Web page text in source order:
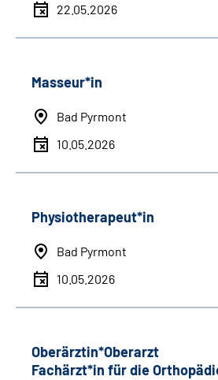
22.05.2026
Masseur*in
Bad Pyrmont
10.05.2026
Physiotherapeut*in
Bad Pyrmont
10.05.2026
Oberärztin*Oberarzt
Fachärzt*in für die